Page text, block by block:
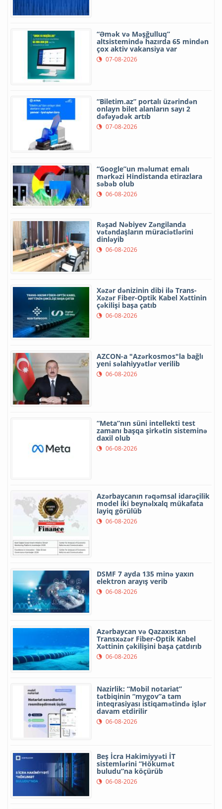
“Əmək və Məşğulluq”
altsistemində hazırda 65 mindən
çox aktiv vakansiya var
07-08-2026
“Biletim.az” portalı üzərindən
onlayn bilet alanların sayı 2
dəfəyədək artıb
07-08-2026
“Google”un məlumat emalı
mərkəzi Hindistanda etirazlara
səbəb olub
06-08-2026
Rəşad Nəbiyev Zəngilanda
vətəndaşların müraciətlərini
dinləyib
06-08-2026
Xəzər dənizinin dibi ilə Trans-
Xəzər Fiber-Optik Kabel Xəttinin
çəkilişi başa çatıb
06-08-2026
AZCON-a "Azərkosmos"la bağlı
yeni səlahiyyətlər verilib
06-08-2026
“Meta”nın süni intellekti test
zamanı başqa şirkətin sisteminə
daxil olub
06-08-2026
Azərbaycanın rəqəmsal idarəçilik
model iki beynəlxalq mükafata
layiq görülüb
06-08-2026
DSMF 7 ayda 135 minə yaxın
elektron arayış verib
06-08-2026
Azərbaycan və Qazaxıstan
Transxəzər Fiber-Optik Kabel
Xəttinin çəkilişini başa çatdırıb
06-08-2026
Nazirlik: “Mobil notariat”
tətbiqinin “mygov”a tam
inteqrasiyası istiqamətində işlər
davam etdirilir
06-08-2026
Beş İcra Hakimiyyəti İT
sistemlərini “Hökumət
buludu”na köçürüb
06-08-2026